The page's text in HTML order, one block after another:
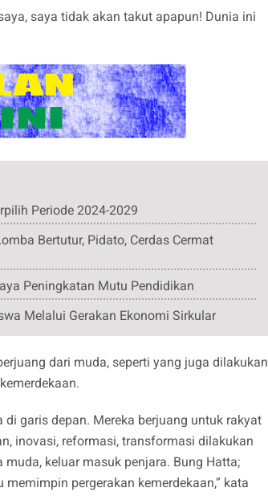
saya tidak akan takut apapun! Dunia ini
Periode 2024-2029
Bertutur, Pidato, Cerdas Cermat
Peningkatan Mutu Pendidikan
Melalui Gerakan Ekonomi Sirkular
dari muda, seperti yang juga dilakukan
garis depan. Mereka berjuang untuk rakyat
inovasi, reformasi, transformasi dilakukan
keluar masuk penjara. Bung Hatta;
pergerakan kemerdekaan,” kata